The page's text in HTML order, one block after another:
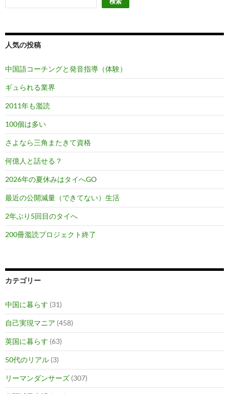
人気の投稿
中国語コーチングと発音指導（体験）
ギュられる業界
2011年も濫読
100個は多い
さよなら三角またきて資格
何億人と話せる？
2026年の夏休みはタイへGO
最近の公開減量（できてない）生活
2年ぶり5回目のタイへ
200冊濫読プロジェクト終了
カテゴリー
中国に暮らす (31)
自己実現マニア (458)
英国に暮らす (63)
50代のリアル (3)
リーマンダンサーズ (307)